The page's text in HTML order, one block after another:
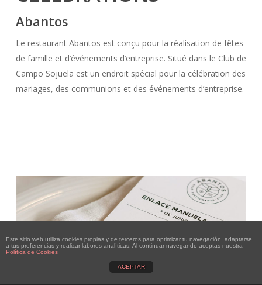
Abantos
Le restaurant Abantos est conçu pour la réalisation de fêtes
de famille et d’événements d’entreprise. Situé dans le Club de
Campo Sojuela est un endroit spécial pour la célébration des
mariages, des communions et des événements d’entreprise.
Este sitio web utiliza cookies propias y de terceros para optimizar tu navegación, adaptarse
a tus preferencias y realizar labores analíticas. Al continuar navegando aceptas nuestra
Política de Cookies
ACEPTAR